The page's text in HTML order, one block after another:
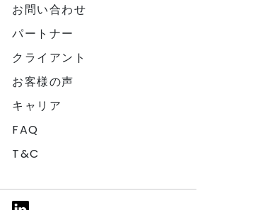
お問い合わせ
パートナー
クライアント
お客様の声
キャリア
FAQ
T&C